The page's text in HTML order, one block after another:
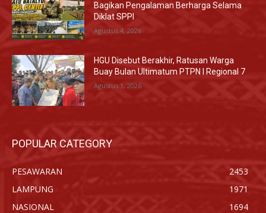
Bagikan Pengalaman Berharga Selama
Diklat SPPI
Agustus 4, 2026
HGU Disebut Berakhir, Ratusan Warga
Buay Bulan Ultimatum PTPN I Regional 7
Agustus 1, 2026
POPULAR CATEGORY
PESAWARAN
2453
LAMPUNG
1971
NASIONAL
1694